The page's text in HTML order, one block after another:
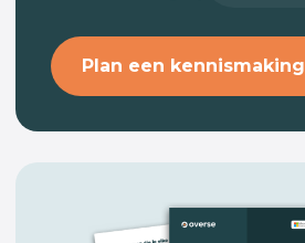
Plan een kennismaking